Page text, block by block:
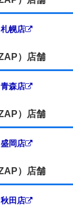
幌店
）店舗
森店
）店舗
岡店
）店舗
田店